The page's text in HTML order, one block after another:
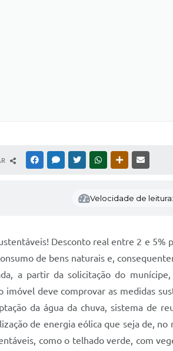
FACEBOOKMESSENGER
TWITTERWHATSAPPOUTRAS MÍDIAS
Velocidade de leitura:
Desconto real entre 2 e 5%
de bens naturais e,
a partir da solicitação do
imóvel deve comprovar as medidas
da água da chuva, sistema de
de energia eólica que seja de,
como o telhado verde, com